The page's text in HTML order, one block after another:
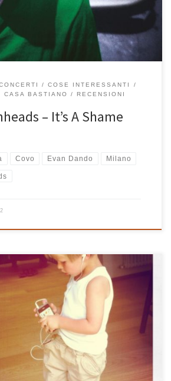
COSE INTERESSANTI
CASA BASTIANO RECENSIONI
– It’s A Shame
Covo Evan Dando Milano
la playlist di Natale alla grande,
Pensateci, nelle nostre vite ci
segnato, capaci di racchiudere
volte anche al di là della musica e delle
Quando ho sentito la prima volta la […]